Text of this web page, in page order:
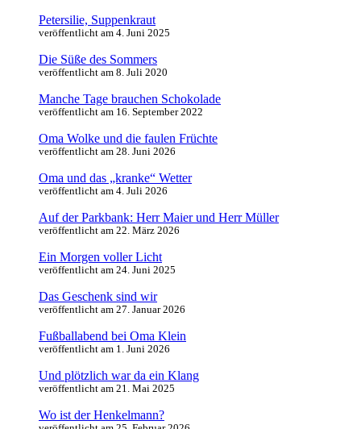
Petersilie, Suppenkraut
veröffentlicht am 4. Juni 2025
Die Süße des Sommers
veröffentlicht am 8. Juli 2020
Manche Tage brauchen Schokolade
veröffentlicht am 16. September 2022
Oma Wolke und die faulen Früchte
veröffentlicht am 28. Juni 2026
Oma und das „kranke“ Wetter
veröffentlicht am 4. Juli 2026
Auf der Parkbank: Herr Maier und Herr Müller
veröffentlicht am 22. März 2026
Ein Morgen voller Licht
veröffentlicht am 24. Juni 2025
Das Geschenk sind wir
veröffentlicht am 27. Januar 2026
Fußballabend bei Oma Klein
veröffentlicht am 1. Juni 2026
Und plötzlich war da ein Klang
veröffentlicht am 21. Mai 2025
Wo ist der Henkelmann?